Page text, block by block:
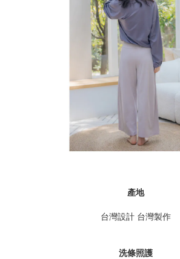
產地
台灣設計 台灣製作
洗條照護